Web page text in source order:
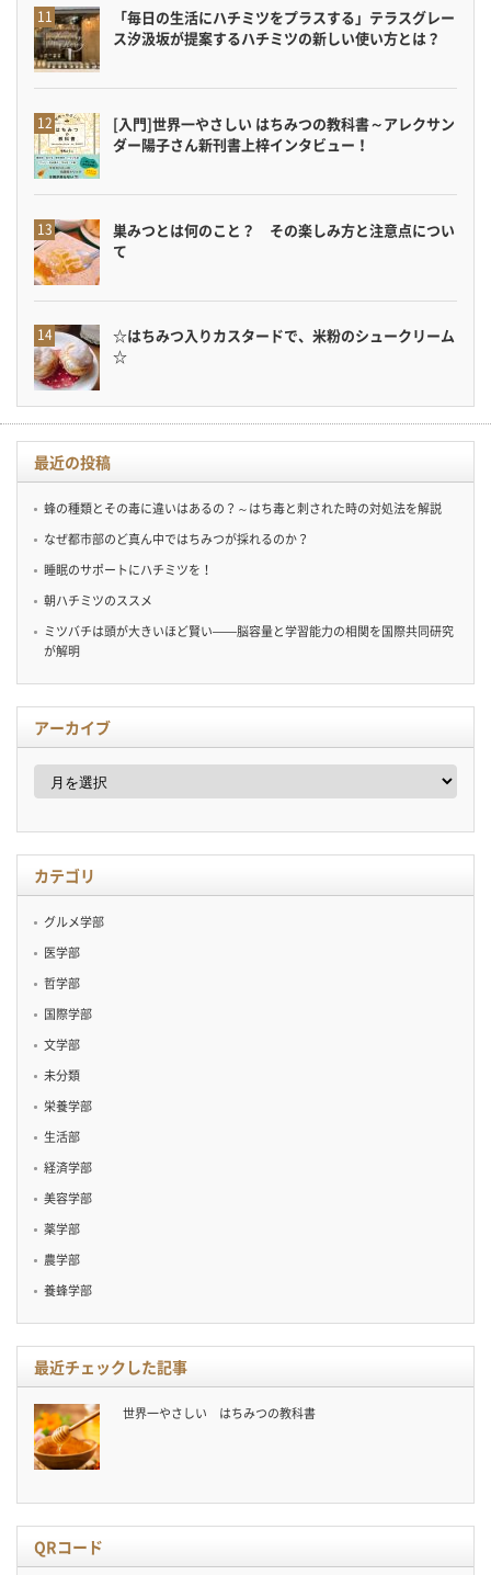
「毎日の生活にハチミツをプラスする」テラスグレー
ス汐汲坂が提案するハチミツの新しい使い方とは？
[入門]世界一やさしい はちみつの教科書～アレクサン
ダー陽子さん新刊書上梓インタビュー！
巣みつとは何のこと？ その楽しみ方と注意点につい
て
☆はちみつ入りカスタードで、米粉のシュークリーム
☆
最近の投稿
蜂の種類とその毒に違いはあるの？～はち毒と刺された時の対処法を解説
なぜ都市部のど真ん中ではちみつが採れるのか？
睡眠のサポートにハチミツを！
朝ハチミツのススメ
ミツバチは頭が大きいほど賢い——脳容量と学習能力の相関を国際共同研究
が解明
アーカイブ
ア
イ
カテゴリ
グルメ学部
医学部
哲学部
国際学部
文学部
未分類
栄養学部
生活部
経済学部
美容学部
薬学部
農学部
養蜂学部
最近チェックした記事
世界一やさしい はちみつの教科書
QRコード